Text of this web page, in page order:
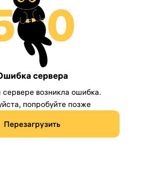
сервера
возникла ошибка.
попробуйте позже
Перезагрузить